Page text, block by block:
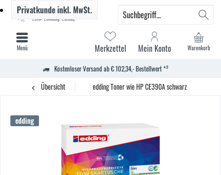
Kostenloser Versand ab € 102,34,- Bestellwert *²
Warenkorb
Merkzettel Mein Konto
Privatkundeinkl. MwSt.
Menü
Übersicht edding Toner wie HP CE390A schwarz
edding